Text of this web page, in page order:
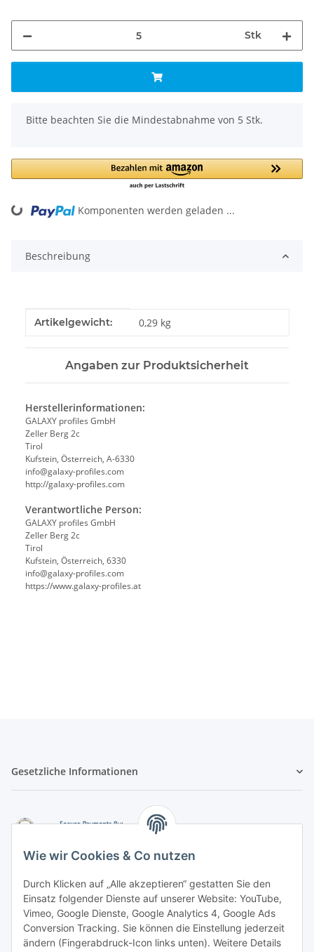
Wie wir Cookies & Co nutzen
Durch Klicken auf „Alle akzeptieren“ gestatten Sie den
Einsatz folgender Dienste auf unserer Website: YouTube,
Vimeo, Google Dienste, Google Analytics 4, Google Ads
Conversion Tracking. Sie können die Einstellung jederzeit
ändern (Fingerabdruck-Icon links unten). Weitere Details
Stk
x
Bitte beachten Sie die Mindestabnahme von 5 Stk.
Loading... Komponenten werden geladen ...
Beschreibung
Produkteigenschaft
Wert
Artikelgewicht: 0,29 kg
Angaben zur Produktsicherheit
Herstellerinformationen:
GALAXY profiles GmbH
Zeller Berg 2c
Tirol
Kufstein, Österreich, A-6330
info@galaxy-profiles.com
http://galaxy-profiles.com
Verantwortliche Person:
GALAXY profiles GmbH
Zeller Berg 2c
Tirol
Kufstein, Österreich, 6330
info@galaxy-profiles.com
https://www.galaxy-profiles.at
Gesetzliche Informationen
Vorkasse per Überweisung
Zahlung per PayPal
Zahlung per Google Pay (PayPal)